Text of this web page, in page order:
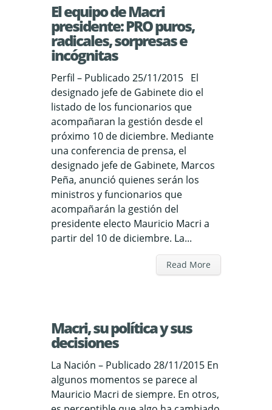
El equipo de Macri
presidente: PRO puros,
radicales, sorpresas e
incógnitas
Perfil – Publicado 25/11/2015 El
designado jefe de Gabinete dio el
listado de los funcionarios que
acompañaran la gestión desde el
próximo 10 de diciembre. Mediante
una conferencia de prensa, el
designado jefe de Gabinete, Marcos
Peña, anunció quienes serán los
ministros y funcionarios que
acompañarán la gestión del
presidente electo Mauricio Macri a
partir del 10 de diciembre. La...
Read More
Macri, su política y sus
decisiones
La Nación – Publicado 28/11/2015 En
algunos momentos se parece al
Mauricio Macri de siempre. En otros,